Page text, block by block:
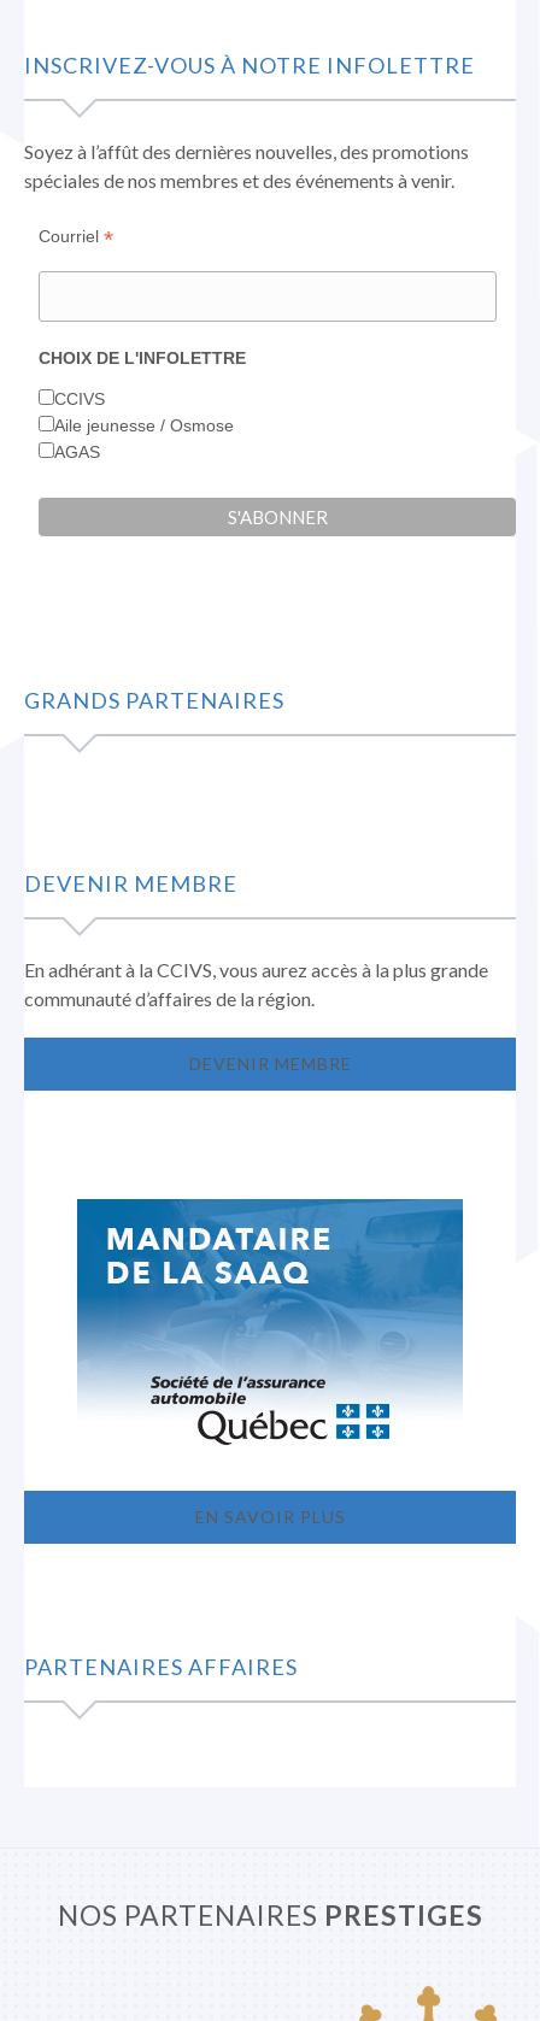
dans
une
fenêtre
dans
une
dans
une
INSCRIVEZ-VOUS À NOTRE INFOLETTRE
Soyez à l’affût des dernières nouvelles, des promotions
spéciales de nos membres et des événements à venir.
Courriel*
CHOIX DE L'INFOLETTRE
CCIVS
Aile jeunesse / Osmose
AGAS
GRANDS PARTENAIRES
DEVENIR MEMBRE
En adhérant à la CCIVS, vous aurez accès à la plus grande
communauté d’affaires de la région.
DEVENIR MEMBRE
EN SAVOIR PLUS
PARTENAIRES AFFAIRES
NOS PARTENAIRES PRESTIGES